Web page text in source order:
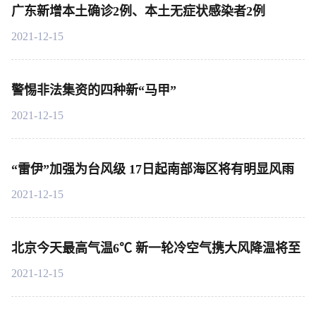
广东新增本土确诊2例、本土无症状感染者2例
2021-12-15
警惕非法集资的四种新“马甲”
2021-12-15
“雷伊”加强为台风级 17日起南部海区将有明显风雨
2021-12-15
北京今天最高气温6℃ 新一轮冷空气携大风降温将至
2021-12-15